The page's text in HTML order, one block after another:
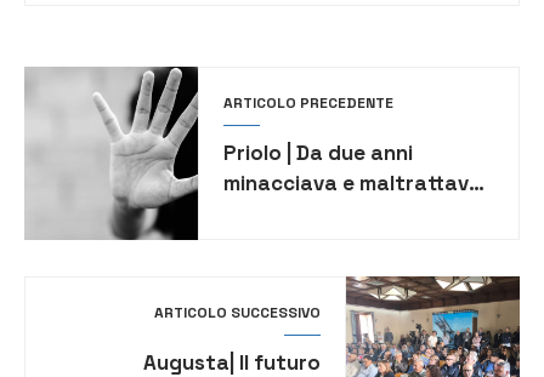
ARTICOLO PRECEDENTE
Priolo | Da due anni
minacciava e maltrattava
ARTICOLO SUCCESSIVO
Augusta| Il futuro